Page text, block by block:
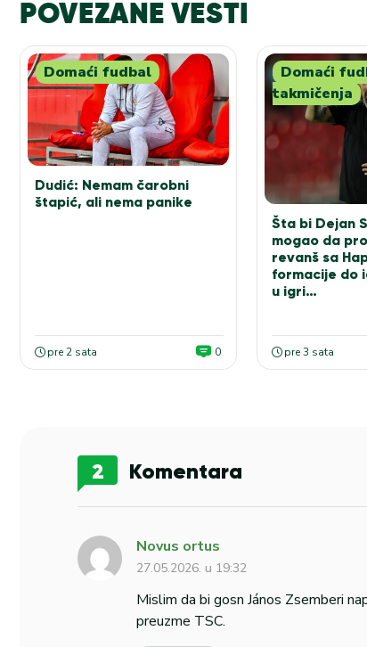
POVEZANE VESTI
Domaći fudbal
Dudić: Nemam čarobni
štapić, ali nema panike
pre 2 sata 0
Domaći
takmičenja
Šta bi Dejan
mogao da
revanš sa
formacije do
u igri…
pre 3 sata
2 Komentara
Novus ortus
27.05.2026. u 19:32
Mislim da bi gosn János Zsemberi
preuzme TSC.